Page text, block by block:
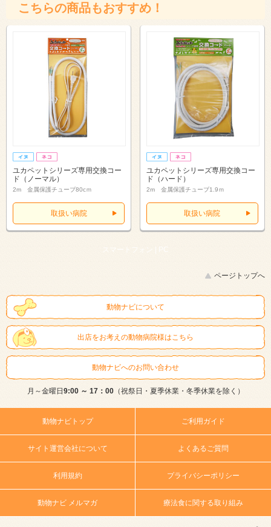
こちらの商品もおすすめ！
ユカペットシリーズ専用交換コー
ド（ノーマル）
2m 金属保護チューブ80cｍ
取扱い病院
ユカペットシリーズ専用交換コー
ド（ハード）
2m 金属保護チューブ1.9ｍ
取扱い病院
スマートフォン | PC
ページトップへ
動物ナビについて
出店をお考えの動物病院様はこちら
動物ナビへのお問い合わせ
月～金曜日 9:00 ～ 17：00（祝祭日・夏季休業・冬季休業を除く）
動物ナビトップ ご利用ガイド
サイト運営会社について よくあるご質問
利用規約 プライバシーポリシー
動物ナビ メルマガ 療法食に関する取り組み